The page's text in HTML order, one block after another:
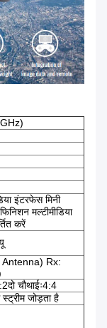
इंटरफेस मिनी
मल्टीमीडिया
करें
Rx:
चौथाईः4:4
जोड़ता है